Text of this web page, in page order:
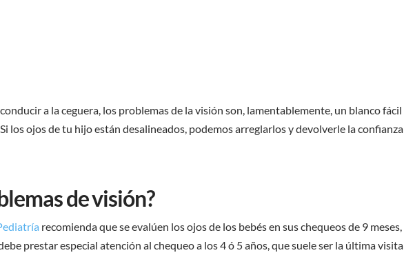
a la ceguera, los problemas de la visión son, lamentablemente, un blanco fácil
los ojos de tu hijo están desalineados, podemos arreglarlos y devolverle la confianza
de visión?
recomienda que se evalúen los ojos de los bebés en sus chequeos de 9 meses,
prestar especial atención al chequeo a los 4 ó 5 años, que suele ser la última visita